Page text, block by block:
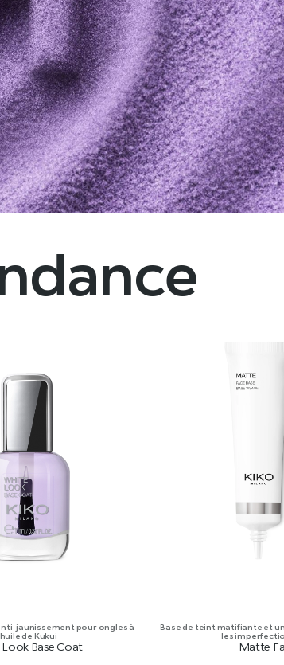
EDITION
été si puissante
VOTRE SHOPPING
jaunissement pour ongles à
de Kukui
Base Coat
Base de teint matifiante et
les
Matte